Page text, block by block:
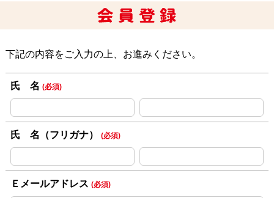
下記の内容をご入力の上、お進みください。
氏 名 (必須)
氏 名（フリガナ） (必須)
Ｅメールアドレス (必須)